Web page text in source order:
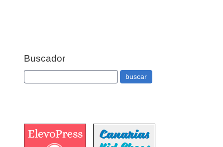
Buscador